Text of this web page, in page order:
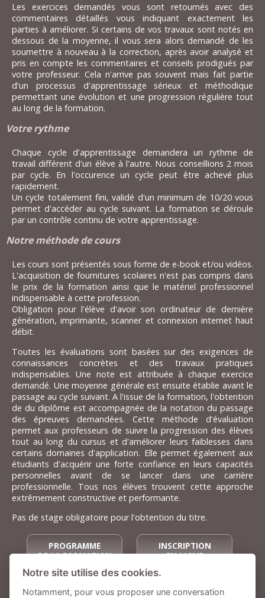
Les exercices demandés vous sont retournés avec des
commentaires détaillés vous indiquant exactement les
parties à améliorer. Si certains de vos travaux sont notés en
dessous de la moyenne, il vous sera alors demandé de les
soumettre à nouveau à la correction, après avoir analysé et
pris en compte les commentaires et conseils prodigués par
votre professeur. Cela n'arrive pas souvent mais fait partie
d'un processus d'apprentissage sérieux et méthodique
permettant une évolution et une progression régulière tout
au long de la formation.
Votre rythme
Chaque cycle d'apprentissage demandera un rythme de
travail différent d'un élève à l'autre. Nous conseillions 2 mois
par cycle. En l'occurence un cycle peut être achevé plus
rapidement.
Un cycle totalement fini, validé d'un minimum de 10/20 vous
permet d'accéder au cycle suivant. La formation se déroule
par un contrôle continu de votre apprentissage.
Notre méthode de cours
Les cours sont présentés sous forme de e-book et/ou vidéos.
L'acquisition de fournitures scolaires n'est pas compris dans
le prix de la formation ainsi que le matériel professionnel
indispensable à cette profession.
Obligation pour l'élève d'avoir son ordinateur de dernière
génération, imprimante, scanner et connexion internet haut
débit.
Toutes les évaluations sont basées sur des exigences de
connaissances concrètes et des travaux pratiques
indispensables. Une note est attribuée à chaque exercice
demandé. Une moyenne générale est ensuite établie avant le
passage au cycle suivant. A l'issue de la formation, l'obtention
de du diplôme est accompagnée de la notation du passage
des épreuves demandées. Cette méthode d'évaluation
permet aux professeurs de suivre la progression des élèves
tout au long du cursus et d'améliorer leurs faiblesses dans
certains domaines d'application. Elle permet également aux
étudiants d'acquérir une forte confiance en leurs capacités
personnelles avant de se lancer dans une carrière
professionnelle. Tous nos élèves trouvent cette approche
extrêmement constructive et performante.
Pas de stage obligatoire pour l'obtention du titre.
PROGRAMME
DE LA FORMATION
INSCRIPTION
EN LIGNE
CETTE FORMATION
Notre site utilise des cookies.
Notamment, pour vous proposer une conversation